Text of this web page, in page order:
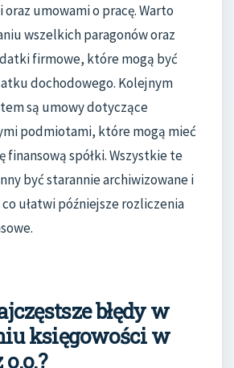
umowami o pracę. Warto
wszelkich paragonów oraz
firmowe, które mogą być
dochodowego. Kolejnym
są umowy dotyczące
podmiotami, które mogą mieć
finansową spółki. Wszystkie te
być starannie archiwizowane i
ułatwi późniejsze rozliczenia
błędy w
księgowości w